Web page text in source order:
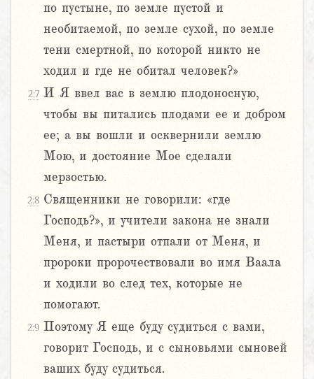
по пустыне, по земле пустой и
необитаемой, по земле сухой, по земле
тени смертной, по которой никто не
ходил и где не обитал человек?»
2:7 И Я ввел вас в землю плодоносную,
чтобы вы питались плодами ее и добром
ее; а вы вошли и осквернили землю
Мою, и достояние Мое сделали
мерзостью.
2:8 Священники не говорили: «где
Господь?», и учители закона не знали
Меня, и пастыри отпали от Меня, и
пророки пророчествовали во имя Ваала
и ходили во след тех, которые не
помогают.
2:9 Поэтому Я еще буду судиться с вами,
говорит Господь, и с сыновьями сыновей
ваших буду судиться.